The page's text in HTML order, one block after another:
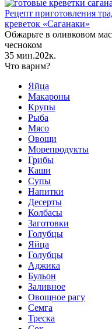
Рецепт приготовления
креветок «Саганаки»
Обжарьте в оливковом
чесноком
35 мин.202к.
Что варим?
Яйца
Макароны
Крупы
Рыба
Мясо
Овощи
Морепродукты
Грибы
Каши
Супы
Напитки
Десерты
Колбасы
Заготовки
Голубцы
Яйца
Голубцы
Аджика
Бульон
Заливное
Овощное рагу
Семга
Треска